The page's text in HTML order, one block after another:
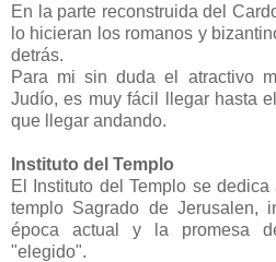
En la parte reconstruida del
lo hicieran los romanos y
detrás.
Para mi sin duda el atractivo
Judío, es muy fácil llegar hasta
que llegar andando.
Instituto del Templo
El Instituto del Templo se
templo Sagrado de Jerusalen,
época actual y la promesa
"elegido".